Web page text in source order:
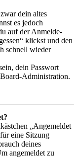
dein altes
es jedoch
auf der Anmelde-
klickst und den
schnell wieder
dein Passwort
Administration.
„Angemeldet
eine Sitzung
deines
angemeldet zu